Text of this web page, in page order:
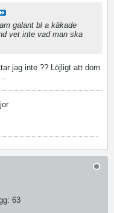
galant bl a käkade
vet inte vad man ska
jag inte ?? Löjligt att dom
63